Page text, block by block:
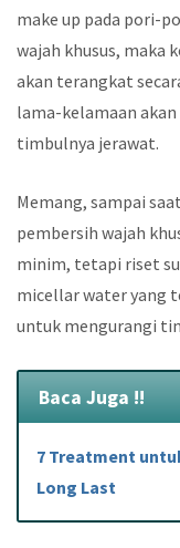
make up pada pori-
wajah khusus,
akan terangkat
lama-kelamaan
timbulnya jerawat.
Memang, sampai
pembersih wajah
minim, tetapi riset
micellar water yang
untuk mengurangi
Baca Juga !!
7 Treatment
Long Last